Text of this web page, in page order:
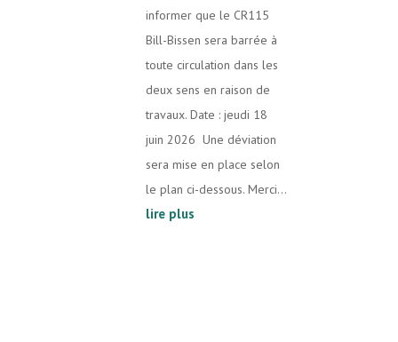
informer que le CR115
Bill-Bissen sera barrée à
toute circulation dans les
deux sens en raison de
travaux. Date : jeudi 18
juin 2026 Une déviation
sera mise en place selon
le plan ci-dessous. Merci...
lire plus